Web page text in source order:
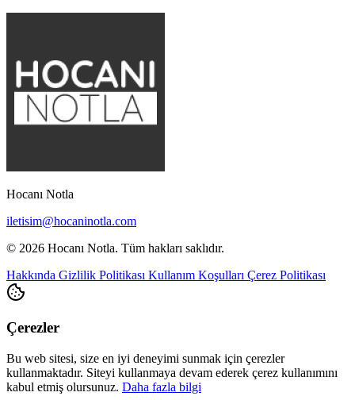
Hocanı Notla
iletisim@hocaninotla.com
© 2026 Hocanı Notla. Tüm hakları saklıdır.
Hakkında Gizlilik Politikası Kullanım Koşulları Çerez Politikası
Çerezler
Bu web sitesi, size en iyi deneyimi sunmak için çerezler
kullanmaktadır. Siteyi kullanmaya devam ederek çerez kullanımını
kabul etmiş olursunuz. Daha fazla bilgi